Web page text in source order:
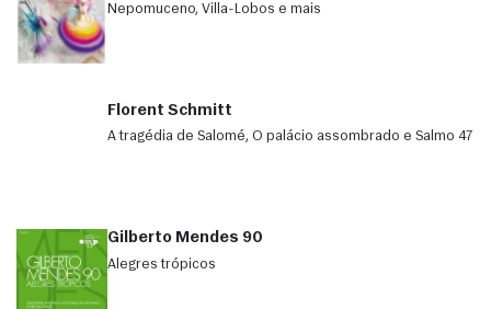
Nepomuceno, Villa-Lobos e mais
Florent Schmitt
A tragédia de Salomé, O palácio assombrado e Salmo 47
Gilberto Mendes 90
Alegres trópicos